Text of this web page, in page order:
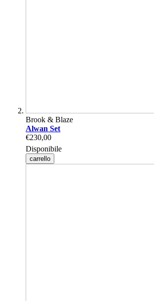
Brook & Blaze
Alwan Set
€230,00
Disponibile
carrello